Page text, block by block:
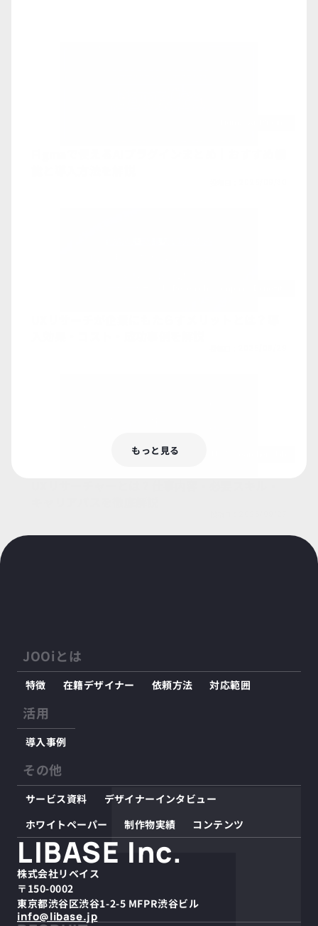
もっと見る
JOOiとは
特徴 在籍デザイナー 依頼方法 対応範囲
活用
導入事例
その他
サービス資料
デザイナーインタビュー
ホワイトペーパー
制作物実績 コンテンツ
LIBASE Inc.
株式会社リベイス
〒150-0002
東京都渋谷区渋谷1-2-5 MFPR渋谷ビル
info@libase.jp